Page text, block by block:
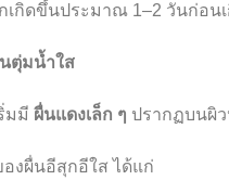
เกิดขึ้นประมาณ 1–2 วันก่อน
ตุ่มน้ำใส
มมี ผื่นแดงเล็ก ๆ ปรากฏบนผิ
งผื่นอีสุกอีใส ได้แก่